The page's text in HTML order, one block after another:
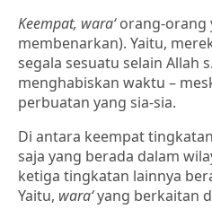
Keempat, wara‘orang-orang
membenarkan). Yaitu,
segala sesuatu selain Allah
menghabiskan waktu –
perbuatan yang sia-sia.
Di antara keempat
saja yang berada dalam
ketiga tingkatan lainnya
Yaitu, wara‘yang berkaitan